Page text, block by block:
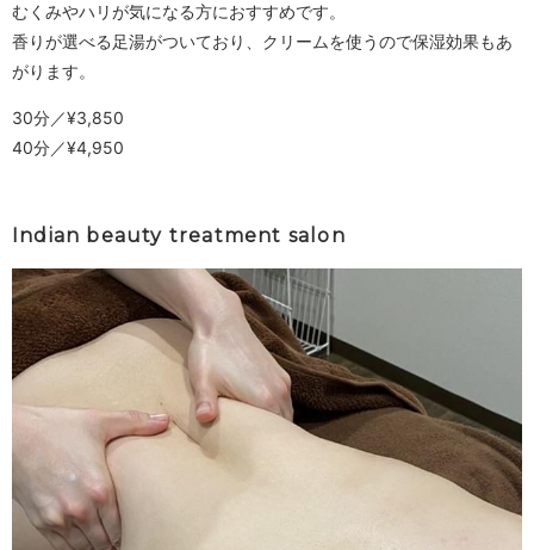
むくみやハリが気になる方におすすめです。
香りが選べる足湯がついており、クリームを使うので保湿効果もあ
がります。
30分／¥3,850
40分／¥4,950
Indian beauty treatment salon